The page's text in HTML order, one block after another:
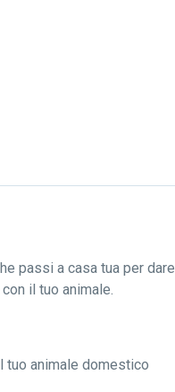
passi a casa tua per dare
il tuo animale.
tuo animale domestico